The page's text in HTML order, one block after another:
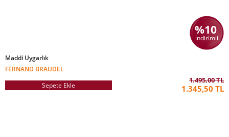
%10
indirimli
Maddi Uygarlık
FERNAND BRAUDEL
Sepete Ekle
1.495,00 TL
1.345,50 TL